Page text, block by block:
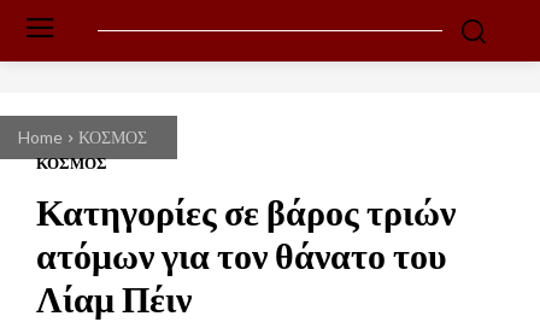
Home ΚΟΣΜΟΣ
ΚΟΣΜΟΣ
Κατηγορίες σε βάρος τριών
ατόμων για τον θάνατο του
Λίαμ Πέιν